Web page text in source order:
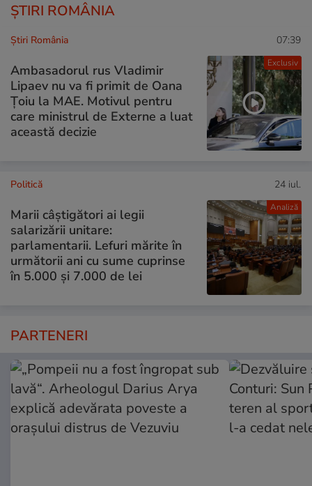
ȘTIRI ROMÂNIA
Exclusiv
Știri România 07:39
Ambasadorul rus Vladimir
Lipaev nu va fi primit de Oana
Țoiu la MAE. Motivul pentru
care ministrul de Externe a luat
această decizie
Analiză
Politică 24 iul.
Marii câștigători ai legii
salarizării unitare:
parlamentarii. Lefuri mărite în
următorii ani cu sume cuprinse
în 5.000 și 7.000 de lei
PARTENERI